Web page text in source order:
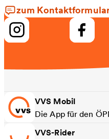
zum
VVS Mobil
Die App für den
VVS-Rider